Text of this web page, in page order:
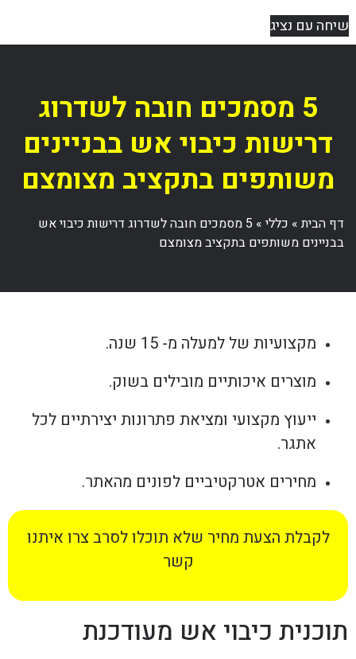
שיחה עם נציג
5 מסמכים חובה לשדרוג
דרישות כיבוי אש בבניינים
משותפים בתקציב מצומצם
דף הבית» כללי» 5 מסמכים חובה לשדרוג דרישות כיבוי אש
בבניינים משותפים בתקציב מצומצם
מקצועיות של למעלה מ- 15 שנה.
מוצרים איכותיים מובילים בשוק.
ייעוץ מקצועי ומציאת פתרונות יצירתיים לכל
אתגר.
מחירים אטרקטיביים לפונים מהאתר.
לקבלת הצעת מחיר שלא תוכלו לסרב צרו איתנו
קשר
תוכנית כיבוי אש מעודכנת